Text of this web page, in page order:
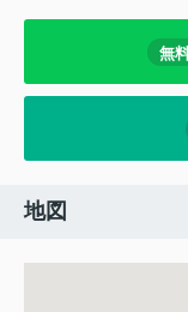
無
地図